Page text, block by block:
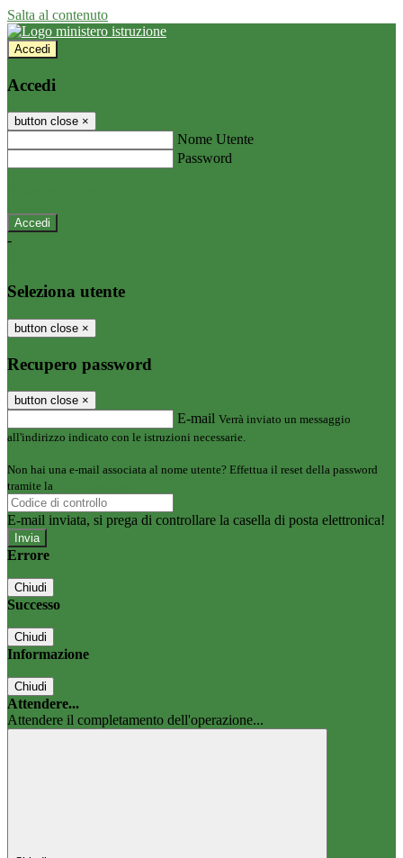
Salta al contenuto
Accedi
Accedi
button close ×
Nome Utente
Password
-
Seleziona utente
button close ×
Recupero password
button close ×
E-mail Verrà inviato un messaggio
all'indirizzo indicato con le istruzioni necessarie.
Non hai una e-mail associata al nome utente? Effettua il reset della password
tramite la
E-mail inviata, si prega di controllare la casella di posta elettronica!
Errore
Chiudi
Successo
Chiudi
Informazione
Chiudi
Attendere...
Attendere il completamento dell'operazione...